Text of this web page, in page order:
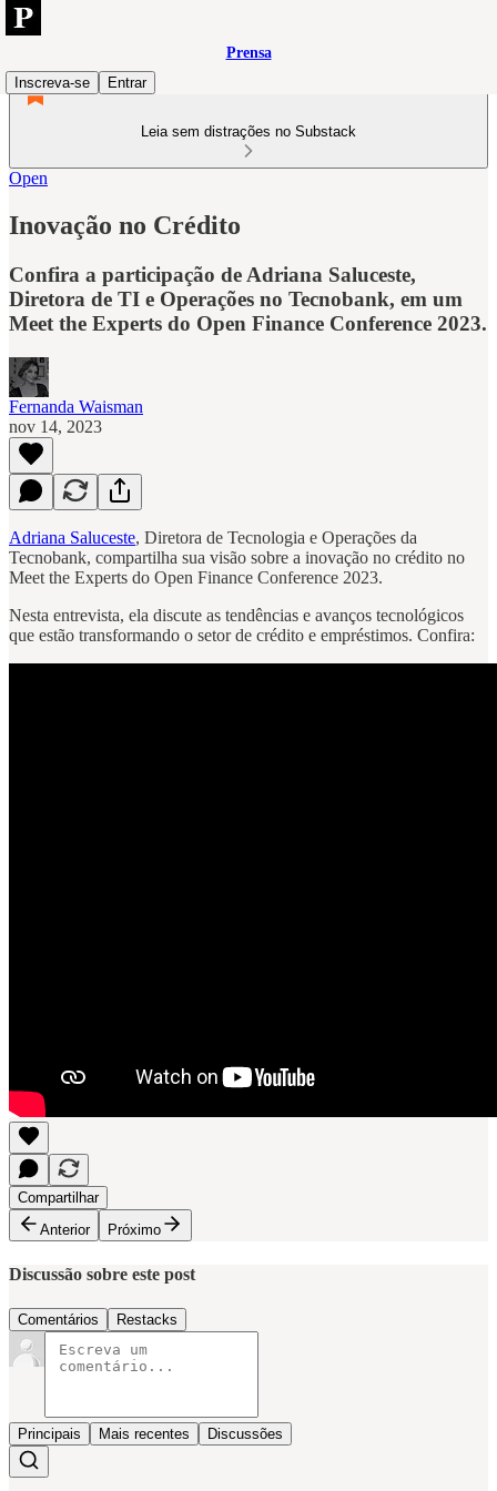
Prensa
Inscreva-se
Entrar
Leia sem distrações no Substack
Open
Inovação no Crédito
Confira a participação de Adriana Saluceste,
Diretora de TI e Operações no Tecnobank, em um
Meet the Experts do Open Finance Conference 2023.
Fernanda Waisman
nov 14, 2023
Adriana Saluceste, Diretora de Tecnologia e Operações da
Tecnobank, compartilha sua visão sobre a inovação no crédito no
Meet the Experts do Open Finance Conference 2023.
Nesta entrevista, ela discute as tendências e avanços tecnológicos
que estão transformando o setor de crédito e empréstimos. Confira:
Compartilhar
Anterior
Próximo
Discussão sobre este post
Comentários Restacks
Principais Mais recentes Discussões